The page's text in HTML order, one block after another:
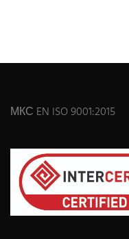
МКС EN ISO 9001:2015